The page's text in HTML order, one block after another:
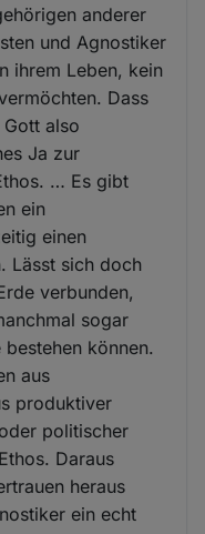
anderer
und Agnostiker
ihrem Leben, kein
Dass
also
Ja zur
… Es gibt
ein
einen
Lässt sich doch
verbunden,
sogar
können.
aus
produktiver
politischer
Daraus
heraus
ein echt